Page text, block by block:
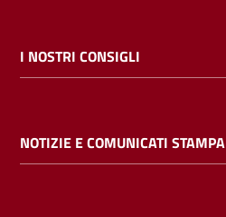
cataloghi
bibliotecario
I NOSTRI CONSIGLI
NOTIZIE E COMUNICATI STAMPA